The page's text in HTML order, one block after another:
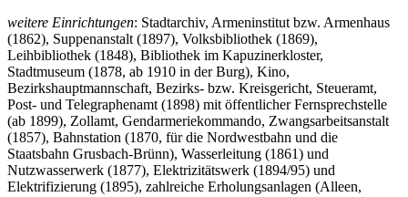
weitere Einrichtungen: Stadtarchiv, Armeninstitut bzw. Armenhaus
(1862), Suppenanstalt (1897), Volksbibliothek (1869),
Leihbibliothek (1848), Bibliothek im Kapuzinerkloster,
Stadtmuseum (1878, ab 1910 in der Burg), Kino,
Bezirkshauptmannschaft, Bezirks- bzw. Kreisgericht, Steueramt,
Post- und Telegraphenamt (1898) mit öffentlicher Fernsprechstelle
(ab 1899), Zollamt, Gendarmeriekommando, Zwangsarbeitsanstalt
(1857), Bahnstation (1870, für die Nordwestbahn und die
Staatsbahn Grusbach-Brünn), Wasserleitung (1861) und
Nutzwasserwerk (1877), Elektrizitätswerk (1894/95) und
Elektrifizierung (1895), zahlreiche Erholungsanlagen (Alleen,